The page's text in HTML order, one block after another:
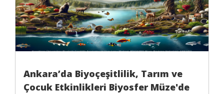
Ankara’da Biyoçeşitlilik, Tarım ve
Çocuk Etkinlikleri Biyosfer Müze'de